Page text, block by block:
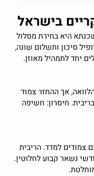
בישראל
היא בחירת מסלול
סיכון ותשלום שונה,
יחד לתמהיל מאוזן.
אך ההחזר צמוד
חיסרון: חשיפה
צמודים למדד. הריבית
נשאר קבוע לחלוטין.